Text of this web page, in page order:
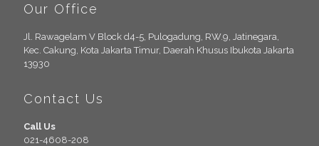
Our Office
Jl. Rawagelam V Block d4-5, Pulogadung, RW.9, Jatinegara,
Kec. Cakung, Kota Jakarta Timur, Daerah Khusus Ibukota Jakarta
13930
Contact Us
Call Us
021-4608-208